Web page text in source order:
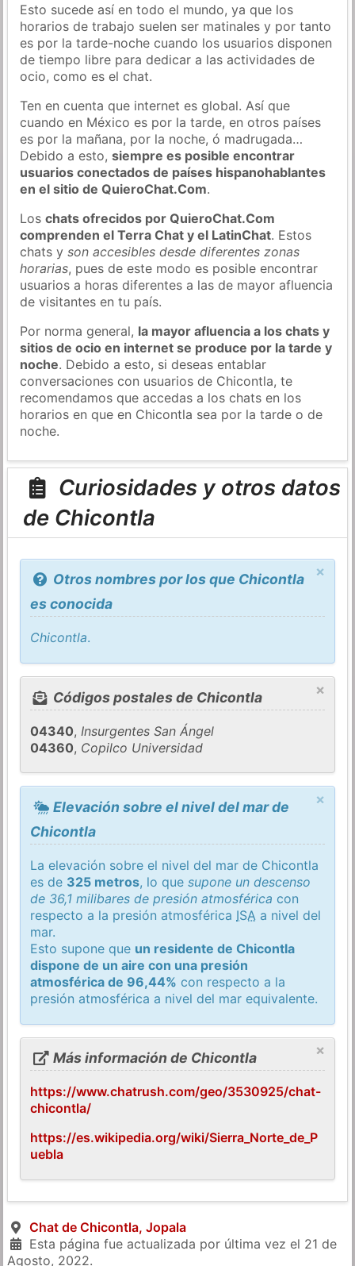
Esto sucede así en todo el mundo, ya que los
horarios de trabajo suelen ser matinales y por tanto
es por la tarde-noche cuando los usuarios disponen
de tiempo libre para dedicar a las actividades de
ocio, como es el chat.
Ten en cuenta que internet es global. Así que
cuando en México es por la tarde, en otros países
es por la mañana, por la noche, ó madrugada…
Debido a esto,siempre es posible encontrar
usuarios conectados de países hispanohablantes
en el sitio de QuieroChat.Com.
Loschats ofrecidos por QuieroChat.Com
comprenden el Terra Chat y el LatinChat. Estos
chats yson accesibles desde diferentes zonas
horarias, pues de este modo es posible encontrar
usuarios a horas diferentes a las de mayor afluencia
de visitantes en tu país.
Por norma general, la mayor afluencia a los chats y
sitios de ocio en internet se produce por la tarde y
noche. Debido a esto, si deseas entablar
conversaciones con usuarios de Chicontla, te
recomendamos que accedas a los chats en los
horarios en que en Chicontla sea por la tarde o de
noche.
Curiosidades y otros datos
de Chicontla
×
Otros nombres por los que Chicontla
es conocida
Chicontla.
×
Códigos postales de Chicontla
04340, Insurgentes San Ángel
04360, Copilco Universidad
×
Elevación sobre el nivel del mar de
Chicontla
La elevación sobre el nivel del mar de Chicontla
es de 325 metros, lo quesupone un descenso
de 36,1 milibares de presión atmosférica con
respecto a la presión atmosférica ISA a nivel del
mar.
Esto supone que un residente de Chicontla
dispone de un aire con una presión
atmosférica de 96,44% con respecto a la
presión atmosférica a nivel del mar equivalente.
×
Más información de Chicontla
https://www.chatrush.com/geo/3530925/chat-
chicontla/
https://es.wikipedia.org/wiki/Sierra_Norte_de_P
uebla
Chat de Chicontla, Jopala
Esta página fue actualizada por última vez el 21 de
Agosto, 2022.